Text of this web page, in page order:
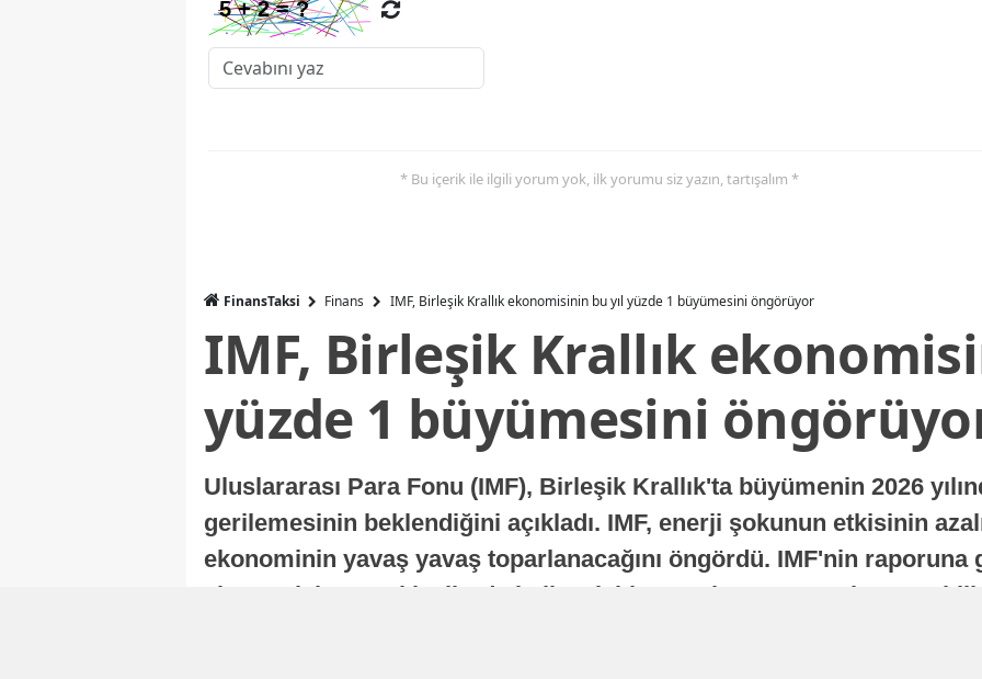
* Bu içerik ile ilgili yorum yok, ilk yorumu siz yazın, tartışalım *
FinansTaksi Finans IMF, Birleşik Krallık ekonomisinin bu yıl yüzde 1 büyümesini öngörüyor
IMF, Birleşik Krallık
yüzde 1 büyümesini
Uluslararası Para Fonu (IMF), Birleşik Krallık'ta büyümenin 2026
gerilemesinin beklendiğini açıkladı. IMF, enerji şokunun etkisinin
ekonominin yavaş yavaş toparlanacağını öngördü. IMF'nin raporuna
ekonomisi, sonraki yıllarda istikrarlı bir toparlanma süreci